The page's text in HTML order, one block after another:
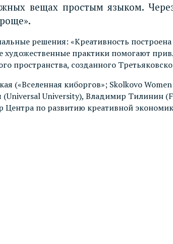
вещах простым языком.
решения: «Креативность
художественные практики помогают
пространства, созданного
(«Вселенная киборгов»; Skolkovo
University), Владимир Тилинин
Центра по развитию креативной